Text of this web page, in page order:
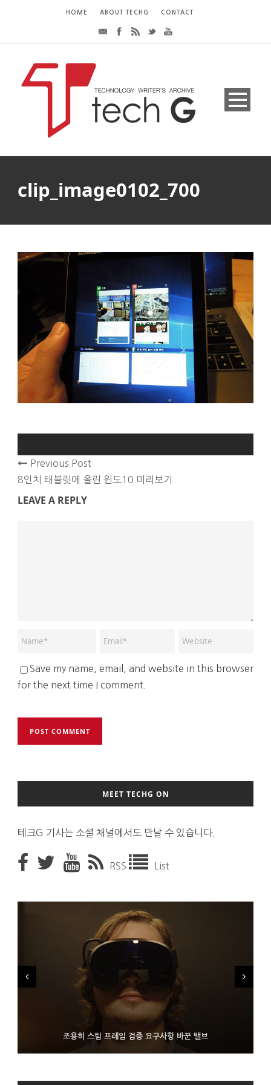
HOME ABOUT TECHG CONTACT
clip_image0102_700
Previous Post
8인치 태블릿에 올린 윈도10 미리보기
LEAVE A REPLY
Save my name, email, and website in this browser
for the next time I comment.
MEET TECHG ON
테크G 기사는 소셜 채널에서도 만날 수 있습니다.
RSS List
조용히 스팀 프레임 검증 요구사항 바꾼 밸브
9월 4일부터 서비스 접는 안드로이드 장치용 구글 어시스턴트
보인 삼성전자